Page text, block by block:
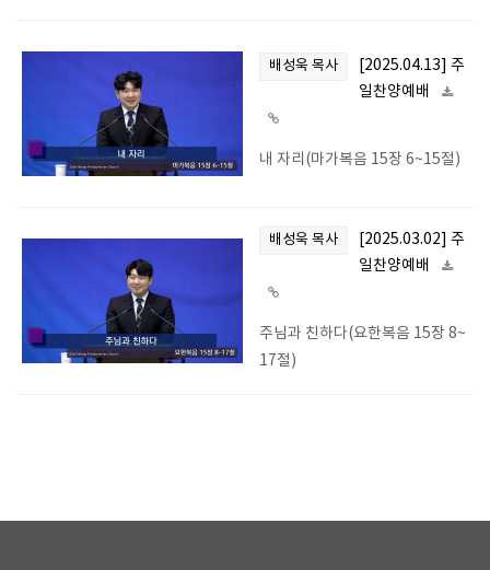
배성욱 목사
[2025.04.13] 주
일찬양예배
내 자리(마가복음 15장 6~15절)
배성욱 목사
[2025.03.02] 주
일찬양예배
주님과 친하다(요한복음 15장 8~
17절)